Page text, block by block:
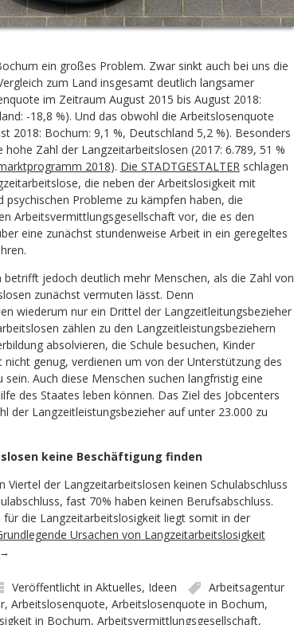
ein großes Problem. Zwar sinkt auch bei uns die
zum Land insgesamt deutlich langsamer
im Zeitraum August 2015 bis August 2018:
-18,8 %). Und das obwohl die Arbeitslosenquote
2018: Bochum: 9,1 %, Deutschland 5,2 %). Besonders
Zahl der Langzeitarbeitslosen (2017: 6.789, 51 %
2018). Die STADTGESTALTERschlagen
die neben der Arbeitslosigkeit mit
psychischen Probleme zu kämpfen haben, die
Arbeitsvermittlungsgesellschaft vor, die es den
eine zunächst stundenweise Arbeit in ein geregeltes
jedoch deutlich mehr Menschen, als die Zahl von
zunächst vermuten lässt. Denn
wiederum nur ein Drittel der Langzeitleitungsbezieher
zählen zu den Langzeitleistungsbeziehern
absolvieren, die Schule besuchen, Kinder
genug, verdienen um von der Unterstützung des
sein. Auch diese Menschen suchen langfristig eine
des Staates leben können. Das Ziel des Jobcenters
der Langzeitleistungsbezieher auf unter 23.000 zu
keine Beschäftigung finden
Viertel der Langzeitarbeitslosen keinen Schulabschluss
fast 70% haben keinen Berufsabschluss.
für die Langzeitarbeitslosigkeit liegt somit in der
Ursachen von Langzeitarbeitslosigkeit
→
Veröffentlicht in Aktuelles, Ideen
Arbeitsagentur
, Arbeitslosenquote, Arbeitslosenquote in Bochum,
in Bochum, Arbeitsvermittlungsgesellschaft,